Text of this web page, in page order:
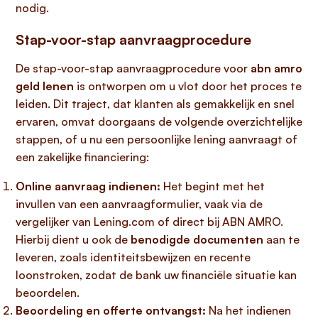
nodig.
Stap-voor-stap aanvraagprocedure
De stap-voor-stap aanvraagprocedure voor abn amro
geld lenen is ontworpen om u vlot door het proces te
leiden. Dit traject, dat klanten als gemakkelijk en snel
ervaren, omvat doorgaans de volgende overzichtelijke
stappen, of u nu een persoonlijke lening aanvraagt of
een zakelijke financiering:
Online aanvraag indienen: Het begint met het
invullen van een aanvraagformulier, vaak via de
vergelijker van Lening.com of direct bij ABN AMRO.
Hierbij dient u ook de benodigde documenten aan te
leveren, zoals identiteitsbewijzen en recente
loonstroken, zodat de bank uw financiële situatie kan
beoordelen.
Beoordeling en offerte ontvangst: Na het indienen